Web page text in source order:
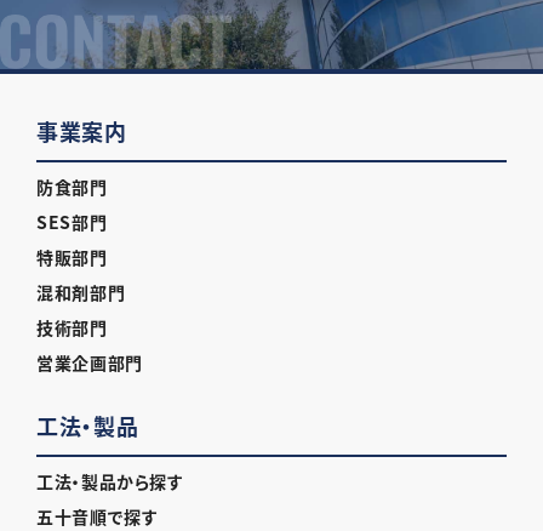
事業案内
防食部門
SES部門
特販部門
混和剤部門
技術部門
営業企画部門
工法・製品
工法・製品から探す
五十音順で探す